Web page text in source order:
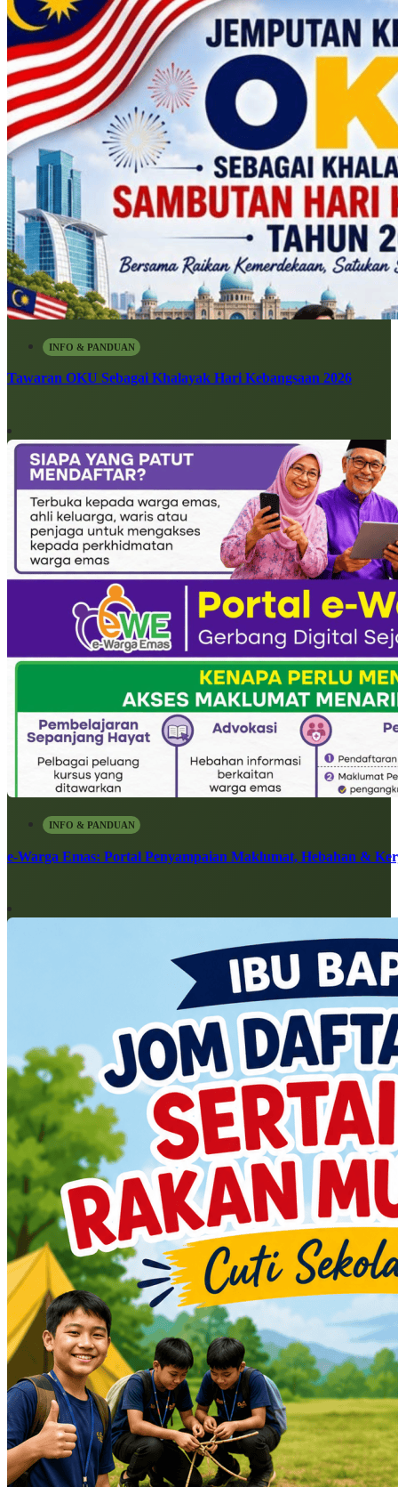
INFO & PANDUAN
Tawaran OKU Sebagai Khalayak Hari Kebangsaan 2026
INFO & PANDUAN
e-Warga Emas: Portal Penyampaian Maklumat, Hebahan &